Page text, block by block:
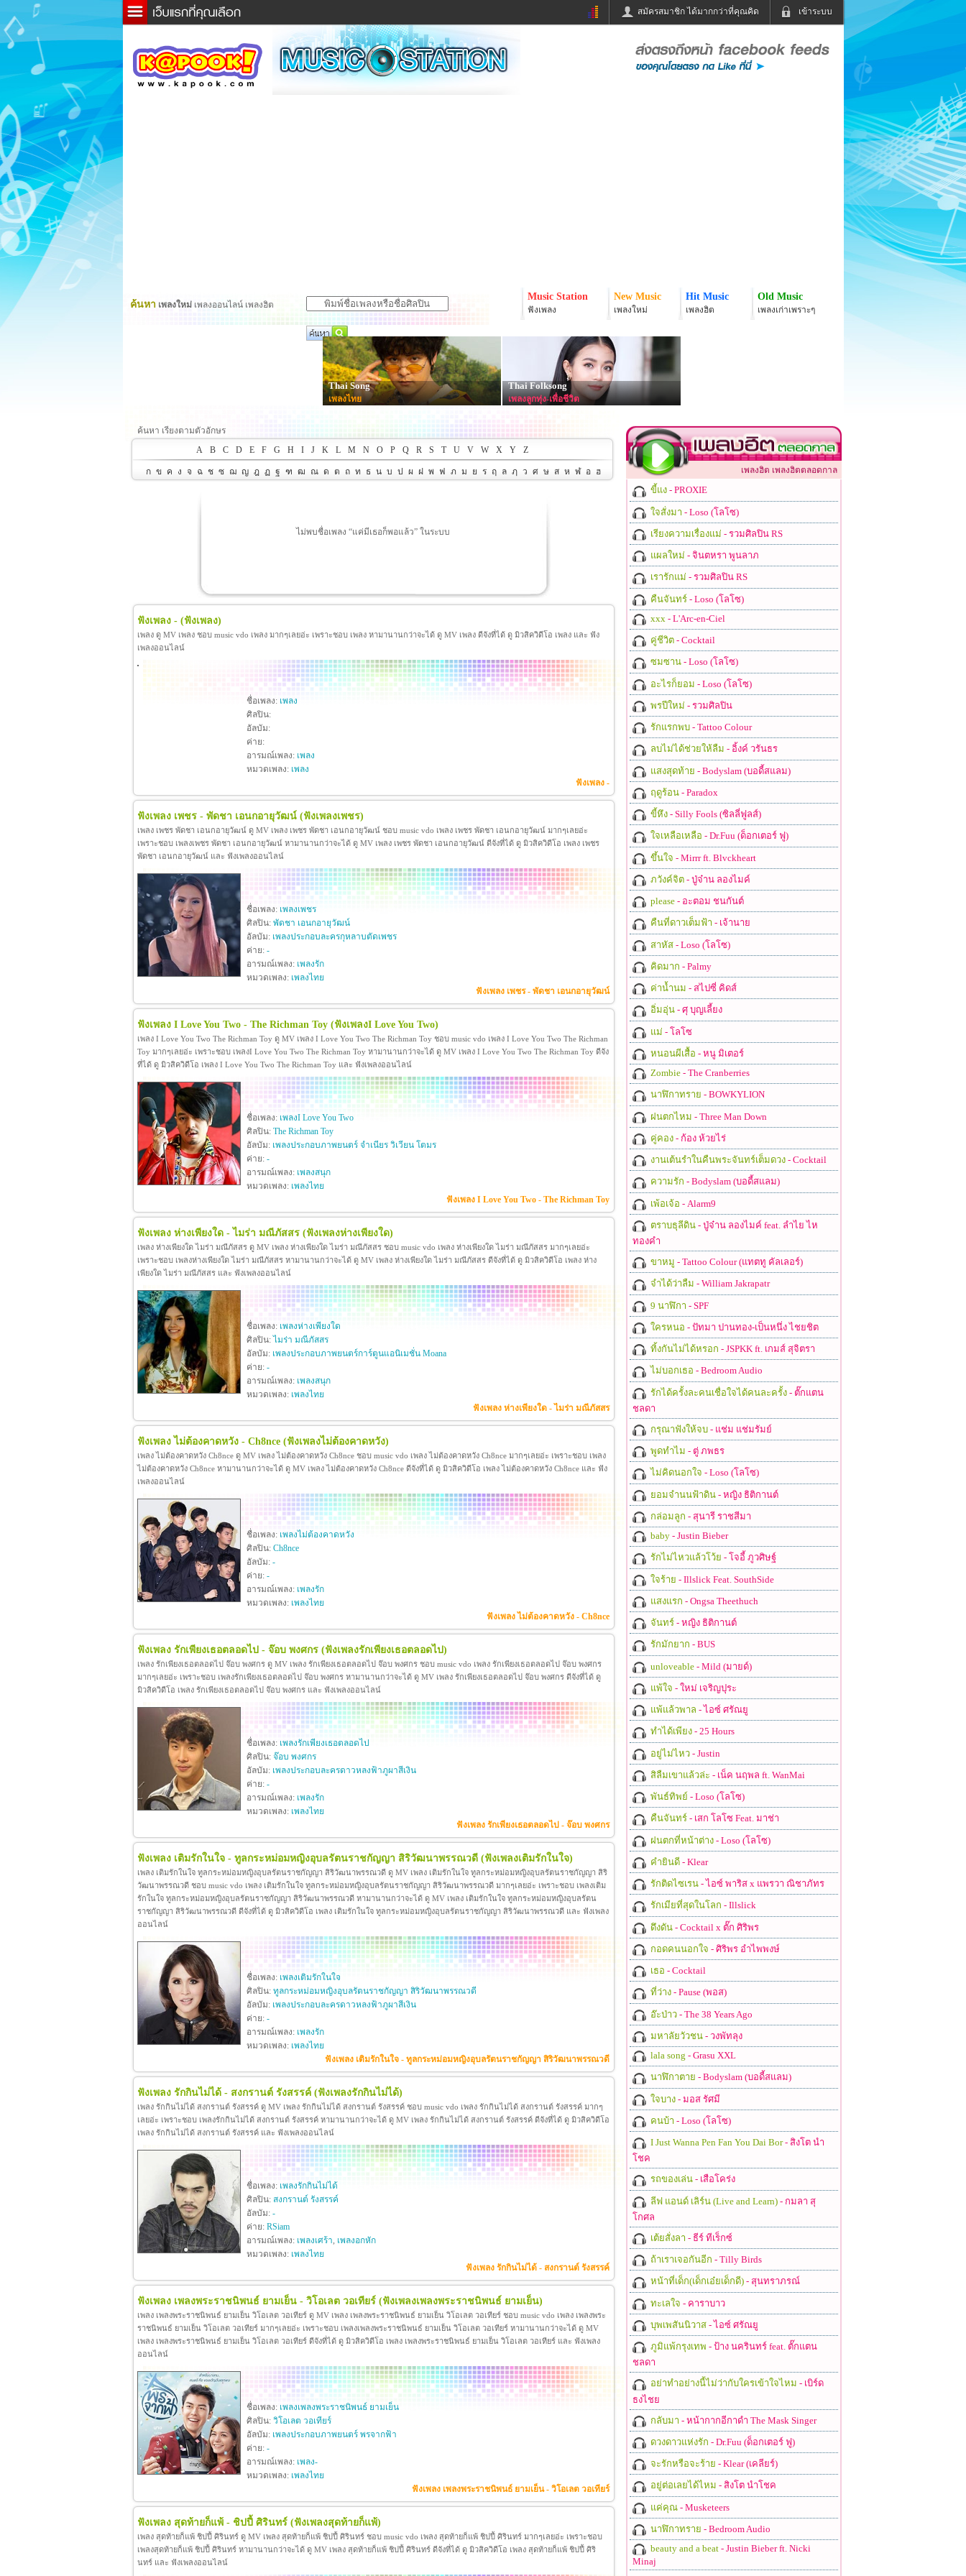
เข้าระบบ
สมัครสมาชิก ได้มากกว่าที่คุณคิด
ข่าวด่วน ข่าวสั้น
ละคร
หนังใหม่
ฟังวิทยุออนไลน์
หมากรุกไทย
Email
ค้นหา เพลงใหม่ เพลงออนไลน์ เพลงฮิต
Music Station
ฟังเพลง
New Music
เพลงใหม่
Hit Music
เพลงฮิต
Old Music
เพลงเก่าเพราะๆ
Thai Song
เพลงไทย
Thai Folksong
เพลงลูกทุ่ง-เพื่อชีวิต
ค้นหา เรียงตามตัวอักษร
A
B C D E F G H I J K L M N O P Q R S T U V W X Y Z
ก ข ค ง จ ฉ ช ซ ฌ ญ ฎ ฏ ฐ ฑ ฒ ณ ด ต ถ ท ธ น บ ป ผ ฝ พ ฟ ภ ม ย ร ฤ ล ฦ ว ศ ษ ส ห ฬ อ ฮ
ไม่พบชื่อเพลง “แค่มีเธอก็พอแล้ว” ในระบบ
ฟังเพลง - (ฟังเพลง)
เพลง ดู MV เพลง ชอบ music vdo เพลง มากๆเลยอ่ะ เพราะชอบ เพลง หามานานกว่าจะได้ ดู MV เพลง ดีจังที่ได้ ดู มิวสิควิดีโอ เพลง และ ฟัง
เพลงออนไลน์
ชื่อเพลง: เพลง
ศิลปิน:
อัลบัม:
ค่าย:
อารมณ์เพลง: เพลง
หมวดเพลง: เพลง
ฟังเพลง -
ฟังเพลง เพชร - พัดชา เอนกอายุวัฒน์ (ฟังเพลงเพชร)
เพลง เพชร พัดชา เอนกอายุวัฒน์ ดู MV เพลง เพชร พัดชา เอนกอายุวัฒน์ ชอบ music vdo เพลง เพชร พัดชา เอนกอายุวัฒน์ มากๆเลยอ่ะ
เพราะชอบ เพลงเพชร พัดชา เอนกอายุวัฒน์ หามานานกว่าจะได้ ดู MV เพลง เพชร พัดชา เอนกอายุวัฒน์ ดีจังที่ได้ ดู มิวสิควิดีโอ เพลง เพชร
พัดชา เอนกอายุวัฒน์ และ ฟังเพลงออนไลน์
ชื่อเพลง: เพลงเพชร
ศิลปิน: พัดชา เอนกอายุวัฒน์
อัลบัม: เพลงประกอบละครกุหลาบตัดเพชร
ค่าย: -
อารมณ์เพลง: เพลงรัก
หมวดเพลง: เพลงไทย
ฟังเพลง เพชร - พัดชา เอนกอายุวัฒน์
ฟังเพลง I Love You Two - The Richman Toy (ฟังเพลงI Love You Two)
เพลง I Love You Two The Richman Toy ดู MV เพลง I Love You Two The Richman Toy ชอบ music vdo เพลง I Love You Two The Richman
Toy มากๆเลยอ่ะ เพราะชอบ เพลงI Love You Two The Richman Toy หามานานกว่าจะได้ ดู MV เพลง I Love You Two The Richman Toy ดีจัง
ที่ได้ ดู มิวสิควิดีโอ เพลง I Love You Two The Richman Toy และ ฟังเพลงออนไลน์
ชื่อเพลง: เพลงI Love You Two
ศิลปิน: The Richman Toy
อัลบัม: เพลงประกอบภาพยนตร์ จำเนียร วิเวียน โตมร
ค่าย: -
อารมณ์เพลง: เพลงสนุก
หมวดเพลง: เพลงไทย
ฟังเพลง I Love You Two - The Richman Toy
ฟังเพลง ห่างเพียงใด - ไมร่า มณีภัสสร (ฟังเพลงห่างเพียงใด)
เพลง ห่างเพียงใด ไมร่า มณีภัสสร ดู MV เพลง ห่างเพียงใด ไมร่า มณีภัสสร ชอบ music vdo เพลง ห่างเพียงใด ไมร่า มณีภัสสร มากๆเลยอ่ะ
เพราะชอบ เพลงห่างเพียงใด ไมร่า มณีภัสสร หามานานกว่าจะได้ ดู MV เพลง ห่างเพียงใด ไมร่า มณีภัสสร ดีจังที่ได้ ดู มิวสิควิดีโอ เพลง ห่าง
เพียงใด ไมร่า มณีภัสสร และ ฟังเพลงออนไลน์
ชื่อเพลง: เพลงห่างเพียงใด
ศิลปิน: ไมร่า มณีภัสสร
อัลบัม: เพลงประกอบภาพยนตร์การ์ตูนแอนิเมชั่น Moana
ค่าย: -
อารมณ์เพลง: เพลงสนุก
หมวดเพลง: เพลงไทย
ฟังเพลง ห่างเพียงใด - ไมร่า มณีภัสสร
ฟังเพลง ไม่ต้องคาดหวัง - Ch8nce (ฟังเพลงไม่ต้องคาดหวัง)
เพลง ไม่ต้องคาดหวัง Ch8nce ดู MV เพลง ไม่ต้องคาดหวัง Ch8nce ชอบ music vdo เพลง ไม่ต้องคาดหวัง Ch8nce มากๆเลยอ่ะ เพราะชอบ เพลง
ไม่ต้องคาดหวัง Ch8nce หามานานกว่าจะได้ ดู MV เพลง ไม่ต้องคาดหวัง Ch8nce ดีจังที่ได้ ดู มิวสิควิดีโอ เพลง ไม่ต้องคาดหวัง Ch8nce และ ฟัง
เพลงออนไลน์
ชื่อเพลง: เพลงไม่ต้องคาดหวัง
ศิลปิน: Ch8nce
อัลบัม: -
ค่าย: -
อารมณ์เพลง: เพลงรัก
หมวดเพลง: เพลงไทย
ฟังเพลง ไม่ต้องคาดหวัง - Ch8nce
ฟังเพลง รักเพียงเธอตลอดไป - จ๊อบ พงศกร (ฟังเพลงรักเพียงเธอตลอดไป)
เพลง รักเพียงเธอตลอดไป จ๊อบ พงศกร ดู MV เพลง รักเพียงเธอตลอดไป จ๊อบ พงศกร ชอบ music vdo เพลง รักเพียงเธอตลอดไป จ๊อบ พงศกร
มากๆเลยอ่ะ เพราะชอบ เพลงรักเพียงเธอตลอดไป จ๊อบ พงศกร หามานานกว่าจะได้ ดู MV เพลง รักเพียงเธอตลอดไป จ๊อบ พงศกร ดีจังที่ได้ ดู
มิวสิควิดีโอ เพลง รักเพียงเธอตลอดไป จ๊อบ พงศกร และ ฟังเพลงออนไลน์
ชื่อเพลง: เพลงรักเพียงเธอตลอดไป
ศิลปิน: จ๊อบ พงศกร
อัลบัม: เพลงประกอบละครดาวหลงฟ้าภูผาสีเงิน
ค่าย: -
อารมณ์เพลง: เพลงรัก
หมวดเพลง: เพลงไทย
ฟังเพลง รักเพียงเธอตลอดไป - จ๊อบ พงศกร
ฟังเพลง เติมรักในใจ - ทูลกระหม่อมหญิงอุบลรัตนราชกัญญา สิริวัฒนาพรรณวดี (ฟังเพลงเติมรักในใจ)
เพลง เติมรักในใจ ทูลกระหม่อมหญิงอุบลรัตนราชกัญญา สิริวัฒนาพรรณวดี ดู MV เพลง เติมรักในใจ ทูลกระหม่อมหญิงอุบลรัตนราชกัญญา สิริ
วัฒนาพรรณวดี ชอบ music vdo เพลง เติมรักในใจ ทูลกระหม่อมหญิงอุบลรัตนราชกัญญา สิริวัฒนาพรรณวดี มากๆเลยอ่ะ เพราะชอบ เพลงเติม
รักในใจ ทูลกระหม่อมหญิงอุบลรัตนราชกัญญา สิริวัฒนาพรรณวดี หามานานกว่าจะได้ ดู MV เพลง เติมรักในใจ ทูลกระหม่อมหญิงอุบลรัตน
ราชกัญญา สิริวัฒนาพรรณวดี ดีจังที่ได้ ดู มิวสิควิดีโอ เพลง เติมรักในใจ ทูลกระหม่อมหญิงอุบลรัตนราชกัญญา สิริวัฒนาพรรณวดี และ ฟังเพลง
ออนไลน์
ชื่อเพลง: เพลงเติมรักในใจ
ศิลปิน: ทูลกระหม่อมหญิงอุบลรัตนราชกัญญา สิริวัฒนาพรรณวดี
อัลบัม: เพลงประกอบละครดาวหลงฟ้าภูผาสีเงิน
ค่าย: -
อารมณ์เพลง: เพลงรัก
หมวดเพลง: เพลงไทย
ฟังเพลง เติมรักในใจ - ทูลกระหม่อมหญิงอุบลรัตนราชกัญญา สิริวัฒนาพรรณวดี
ฟังเพลง รักกินไม่ได้ - สงกรานต์ รังสรรค์ (ฟังเพลงรักกินไม่ได้)
เพลง รักกินไม่ได้ สงกรานต์ รังสรรค์ ดู MV เพลง รักกินไม่ได้ สงกรานต์ รังสรรค์ ชอบ music vdo เพลง รักกินไม่ได้ สงกรานต์ รังสรรค์ มากๆ
เลยอ่ะ เพราะชอบ เพลงรักกินไม่ได้ สงกรานต์ รังสรรค์ หามานานกว่าจะได้ ดู MV เพลง รักกินไม่ได้ สงกรานต์ รังสรรค์ ดีจังที่ได้ ดู มิวสิควิดีโอ
เพลง รักกินไม่ได้ สงกรานต์ รังสรรค์ และ ฟังเพลงออนไลน์
ชื่อเพลง: เพลงรักกินไม่ได้
ศิลปิน: สงกรานต์ รังสรรค์
อัลบัม: -
ค่าย: RSiam
อารมณ์เพลง: เพลงเศร้า, เพลงอกหัก
หมวดเพลง: เพลงไทย
ฟังเพลง รักกินไม่ได้ - สงกรานต์ รังสรรค์
ฟังเพลง เพลงพระราชนิพนธ์ ยามเย็น - วิโอเลต วอเทียร์ (ฟังเพลงเพลงพระราชนิพนธ์ ยามเย็น)
เพลง เพลงพระราชนิพนธ์ ยามเย็น วิโอเลต วอเทียร์ ดู MV เพลง เพลงพระราชนิพนธ์ ยามเย็น วิโอเลต วอเทียร์ ชอบ music vdo เพลง เพลงพระ
ราชนิพนธ์ ยามเย็น วิโอเลต วอเทียร์ มากๆเลยอ่ะ เพราะชอบ เพลงเพลงพระราชนิพนธ์ ยามเย็น วิโอเลต วอเทียร์ หามานานกว่าจะได้ ดู MV
เพลง เพลงพระราชนิพนธ์ ยามเย็น วิโอเลต วอเทียร์ ดีจังที่ได้ ดู มิวสิควิดีโอ เพลง เพลงพระราชนิพนธ์ ยามเย็น วิโอเลต วอเทียร์ และ ฟังเพลง
ออนไลน์
ชื่อเพลง: เพลงเพลงพระราชนิพนธ์ ยามเย็น
ศิลปิน: วิโอเลต วอเทียร์
อัลบัม: เพลงประกอบภาพยนตร์ พรจากฟ้า
ค่าย: -
อารมณ์เพลง: เพลง-
หมวดเพลง: เพลงไทย
ฟังเพลง เพลงพระราชนิพนธ์ ยามเย็น - วิโอเลต วอเทียร์
ฟังเพลง สุดท้ายก็แพ้ - ชิปปี้ ศิรินทร์ (ฟังเพลงสุดท้ายก็แพ้)
เพลง สุดท้ายก็แพ้ ชิปปี้ ศิรินทร์ ดู MV เพลง สุดท้ายก็แพ้ ชิปปี้ ศิรินทร์ ชอบ music vdo เพลง สุดท้ายก็แพ้ ชิปปี้ ศิรินทร์ มากๆเลยอ่ะ เพราะชอบ
เพลงสุดท้ายก็แพ้ ชิปปี้ ศิรินทร์ หามานานกว่าจะได้ ดู MV เพลง สุดท้ายก็แพ้ ชิปปี้ ศิรินทร์ ดีจังที่ได้ ดู มิวสิควิดีโอ เพลง สุดท้ายก็แพ้ ชิปปี้ ศิริ
นทร์ และ ฟังเพลงออนไลน์
เพลงฮิต เพลงฮิตตลอดกาล
ขี้แง- PROXIE
ใจสั่งมา - Loso (โลโซ)
เรียงความเรื่องแม่ - รวมศิลปิน RS
แผลใหม่ - จินตหรา พูนลาภ
เรารักแม่ - รวมศิลปิน RS
คืนจันทร์- Loso (โลโซ)
xxx - L'Arc-en-Ciel
คู่ชีวิต- Cocktail
ซมซาน- Loso (โลโซ)
อะไรก็ยอม - Loso (โลโซ)
พรปีใหม่ - รวมศิลปิน
รักแรกพบ- Tattoo Colour
ลบไม่ได้ช่วยให้ลืม - อิ้งค์ วรันธร
แสงสุดท้าย - Bodyslam (บอดี้สแลม)
ฤดูร้อน- Paradox
ขี้หึง- Silly Fools (ซิลลี่ฟูลส์)
ใจเหลือเหลือ - Dr.Fuu (ด็อกเตอร์ ฟู)
ขึ้นใจ - Mirrr ft. Blvckheart
ภวังค์จิต- ปู่จ๋าน ลองไมค์
please- อะตอม ชนกันต์
คืนที่ดาวเต็มฟ้า - เจ้านาย
สาหัส- Loso (โลโซ)
คิดมาก - Palmy
ค่าน้ำนม - สไปซี่ คิดส์
อิ่มอุ่น- ศุ บุญเลี้ยง
แม่ - โลโซ
หนอนผีเสื้อ - หนู มิเตอร์
Zombie- The Cranberries
นาฬิกาทราย - BOWKYLION
ฝนตกไหม - Three Man Down
คู่คอง- ก้อง ห้วยไร่
งานเต้นรำในคืนพระจันทร์เต็มดวง- Cocktail
ความรัก - Bodyslam (บอดี้สแลม)
เพ้อเจ้อ - Alarm9
ตราบธุลีดิน- ปู่จ๋าน ลองไมค์ feat. ลำไย ไห
ทองคำ
ขาหมู - Tattoo Colour (แทตทู คัลเลอร์)
จำได้ว่าลืม - William Jakrapatr
9 นาฬิกา - SPF
ใครหนอ - ปัทมา ปานทอง-เป็นหนึ่ง ไชยชิต
ทิ้งกันไม่ได้หรอก - JSPKK ft. เกมส์ สุจิตรา
ไม่บอกเธอ - Bedroom Audio
รักได้ครั้งละคนเชื่อใจได้คนละครั้ง- ตั๊กแตน
ชลดา
กรุณาฟังให้จบ- แช่ม แช่มรัมย์
พูดทำไม - ตู่ ภพธร
ไม่คิดนอกใจ - Loso (โลโซ)
ยอมจำนนฟ้าดิน- หญิง ธิติกานต์
กล่อมลูก - สุนารี ราชสีมา
baby- Justin Bieber
รักไม่ไหวแล้วโว้ย - โจอี้ ภูวศิษฐ์
ใจร้าย - Illslick Feat. SouthSide
แสงแรก - Ongsa Theethuch
จันทร์- หญิง ธิติกานต์
รักมักยาก - BUS
unloveable- Mild (มายด์)
แพ้ใจ - ใหม่ เจริญปุระ
แพ้แล้วพาล - ไอซ์ ศรัณยู
ทำได้เพียง- 25 Hours
อยู่ไม่ไหว- Justin
สิลืมเขาแล้วล่ะ - เน็ค นฤพล ft. WanMai
พันธ์ทิพย์ - Loso (โลโซ)
คืนจันทร์- เสก โลโซ Feat. มาช่า
ฝนตกที่หน้าต่าง- Loso (โลโซ)
คำยินดี- Klear
รักติดไซเรน- ไอซ์ พาริส x แพรวา ณิชาภัทร
รักเมียที่สุดในโลก - Illslick
ดึงดัน- Cocktail x ตั๊ก ศิริพร
กอดคนนอกใจ - ศิริพร อำไพพงษ์
เธอ - Cocktail
ที่ว่าง- Pause (พอส)
อ๊ะป่าว- The 38 Years Ago
มหาลัยวัวชน- วงพัทลุง
lala song - Grasu XXL
นาฬิกาตาย - Bodyslam (บอดี้สแลม)
ใจบาง- มอส รัศมี
คนบ้า - Loso (โลโซ)
I Just Wanna Pen Fan You Dai Bor- สิงโต นำ
โชค
รถของเล่น- เสือโคร่ง
ลีฟ แอนด์ เลิร์น (Live and Learn)- กมลา สุ
โกศล
เต้ยสั่งลา - ธีร์ ทีเร็กซ์
ถ้าเราเจอกันอีก - Tilly Birds
หน้าที่เด็ก(เด็กเอ๋ยเด็กดี)- สุนทราภรณ์
ทะเลใจ - คาราบาว
บุพเพสันนิวาส- ไอซ์ ศรัณยู
ภูมิแพ้กรุงเทพ - ป้าง นครินทร์ feat. ตั๊กแตน
ชลดา
อย่าทำอย่างนี้ไม่ว่ากับใครเข้าใจไหม - เบิร์ด
ธงไชย
กลับมา - หน้ากากอีกาดำ The Mask Singer
ดวงดาวแห่งรัก - Dr.Fuu (ด็อกเตอร์ ฟู)
จะรักหรือจะร้าย - Klear (เคลียร์)
อยู่ต่อเลยได้ไหม - สิงโต นำโชค
แค่คุณ- Musketeers
นาฬิกาทราย - Bedroom Audio
beauty and a beat- Justin Bieber ft. Nicki
Minaj